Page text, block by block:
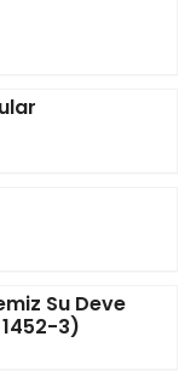
Su Deve
1452-3)